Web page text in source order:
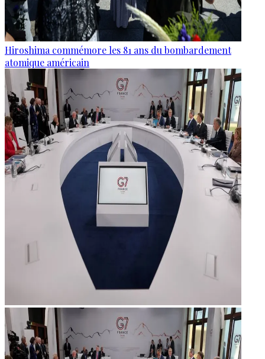
Hiroshima commémore les 81 ans du bombardement
atomique américain